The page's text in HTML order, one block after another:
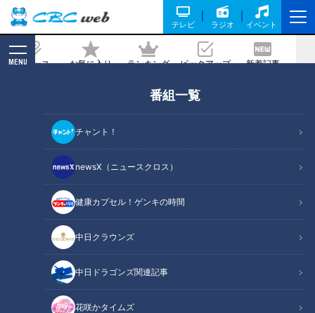
テレビ ラジオ イベント
ニュース お気に入り ランキング ピックアップ 新着記事
MENU
番組一覧
チャント！
newsX（ニュースクロス）
健康カプセル！ゲンキの時間
中日クラウンズ
中日ドラゴンズ関連記事
花咲かタイムズ
イキ働く秘密は？
2022/07/20 19:00